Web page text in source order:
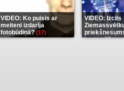
VIDEO: Ko puisis ar
meiteni izdarīja
fotobūdiņā?(17)
VIDEO: Izcils
karu stilā(7)